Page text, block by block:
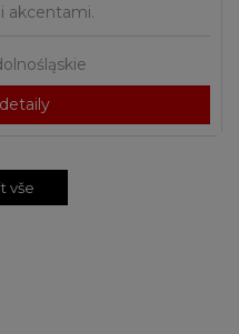
akcentami.
vše